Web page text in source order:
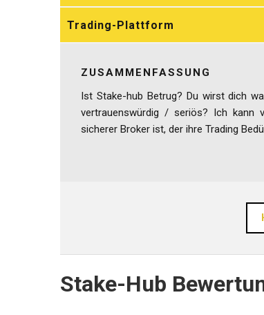
Trading-Plattform
ZUSAMMENFASSUNG
Ist Stake-hub Betrug? Du wirst dich
vertrauenswürdig / seriös? Ich kann
sicherer Broker ist, der ihre Trading
Stake-Hub